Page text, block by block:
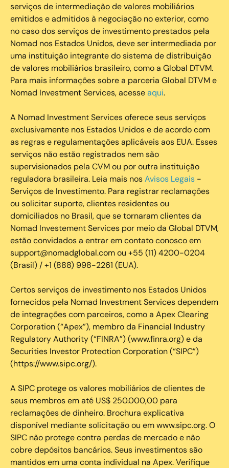
serviços de intermediação de valores mobiliários
emitidos e admitidos à negociação no exterior, como
no caso dos serviços de investimento prestados pela
Nomad nos Estados Unidos, deve ser intermediada por
uma instituição integrante do sistema de distribuição
de valores mobiliários brasileiro, como a Global DTVM.
Para mais informações sobre a parceria Global DTVM e
Nomad Investment Services, acesseaqui.
A Nomad Investment Services oferece seus serviços
exclusivamente nos Estados Unidos e de acordo com
as regras e regulamentações aplicáveis aos EUA. Esses
serviços não estão registrados nem são
supervisionados pela CVM ou por outra instituição
reguladora brasileira. Leia mais nosAvisos Legais -
Serviços de Investimento. Para registrar reclamações
ou solicitar suporte, clientes residentes ou
domiciliados no Brasil, que se tornaram clientes da
Nomad Investement Services por meio da Global DTVM,
estão convidados a entrar em contato conosco em
support@nomadglobal.com ou +55 (11) 4200-0204
(Brasil) / +1 (888) 998-2261 (EUA).
Certos serviços de investimento nos Estados Unidos
fornecidos pela Nomad Investment Services dependem
de integrações com parceiros, como a Apex Clearing
Corporation (“Apex”), membro da Financial Industry
Regulatory Authority (“FINRA”) (www.finra.org) e da
Securities Investor Protection Corporation (“SIPC”)
(https://www.sipc.org/).
A SIPC protege os valores mobiliários de clientes de
seus membros em até US$ 250.000,00 para
reclamações de dinheiro. Brochura explicativa
disponível mediante solicitação ou em www.sipc.org. O
SIPC não protege contra perdas de mercado e não
cobre depósitos bancários. Seus investimentos são
mantidos em uma conta individual na Apex. Verifique